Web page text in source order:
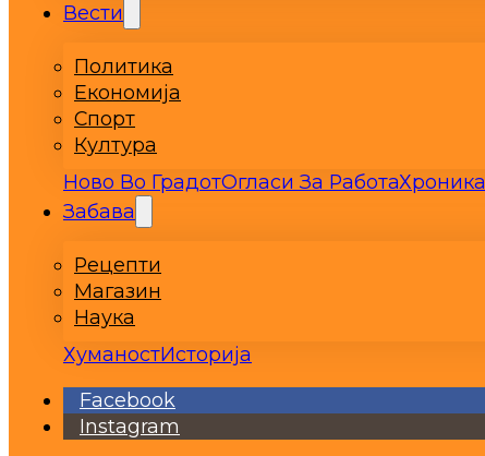
Вести
Политика
Економија
Спорт
Култура
Ново Во ГрадотОгласи За РаботаХроника
Забава
Рецепти
Магазин
Наука
ХуманостИсторија
Facebook
Instagram